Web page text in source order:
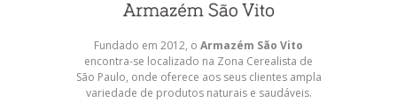
Fundado em 2012, o Armazém São Vito
encontra-se localizado na Zona Cerealista de
São Paulo, onde oferece aos seus clientes ampla
variedade de produtos naturais e saudáveis.